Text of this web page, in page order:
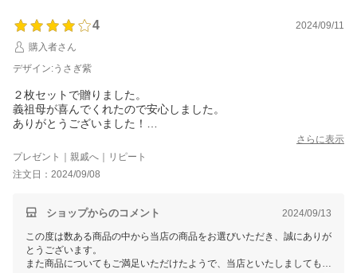
きつく感じられる場合もあるかと思いますが商品の持ちはとても良いと
思います。
お洗濯するうちに肌になじんでくるかと思いますので、ご容赦頂ければ
幸いです。
い時に当店内を覗いてみていただけますと幸いです。
またご利用いただける日を、スタッフ一同心よりお待ちしております。
4
2024/09/11
購入者さん
デザイン:うさぎ紫
２枚セットで贈りました。
義祖母が喜んでくれたので安心しました。
ありがとうございました！
さらに表示
プレゼント｜親戚へ｜リピート
注文日：2024/09/08
ショップからのコメント 2024/09/13
この度は数ある商品の中から当店の商品をお選びいただき、誠にありが
とうございます。
また商品についてもご満足いただけたようで、当店といたしましてもう